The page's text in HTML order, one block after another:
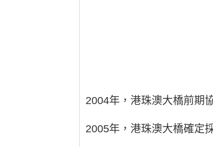
2004年，港珠澳大橋前期
2005年，港珠澳大橋確定